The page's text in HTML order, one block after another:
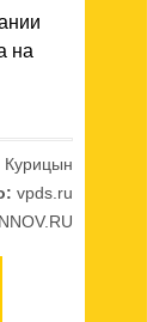
на
Курицын
vpds.ru